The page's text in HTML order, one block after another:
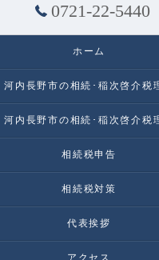
0721-22-5440
ホーム
相続税申告
相続税対策
代表挨拶
アクセス